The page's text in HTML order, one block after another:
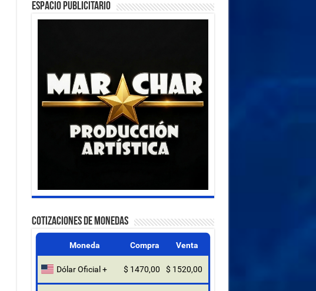
ESPACIO PUBLICITARIO
COTIZACIONES DE MONEDAS
Moneda Compra Venta
Dólar Oficial + $ 1470,00 $ 1520,00